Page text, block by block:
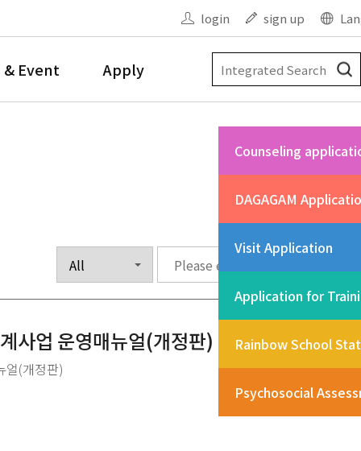
login sign up
& Event Apply
Counseling
DAGAGAM
Visit Application
Application for
Rainbow School
Psychosocial
사업 운영매뉴얼(개정판)
얼(개정판)